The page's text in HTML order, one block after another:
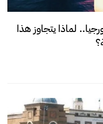
لماذا يتجاوز هذا